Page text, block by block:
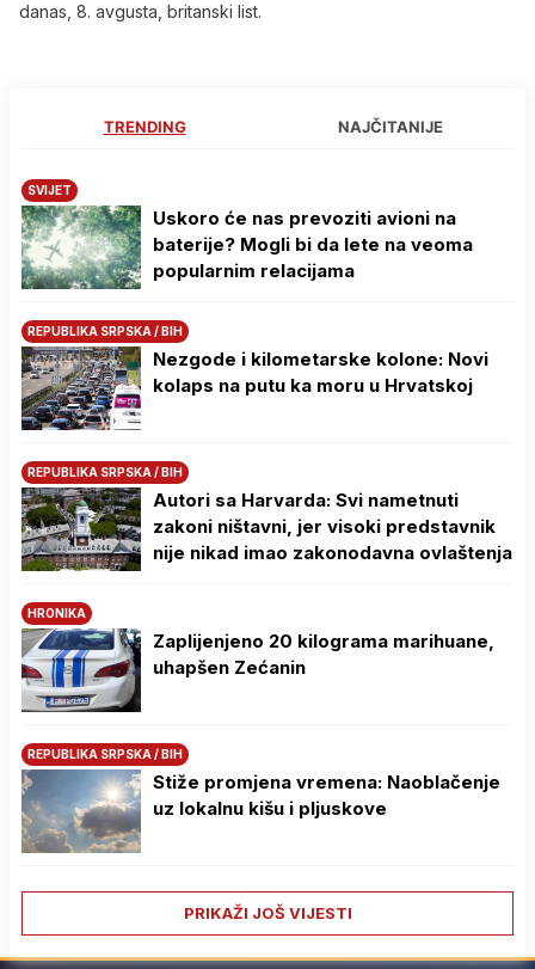
danas, 8. avgusta, britanski list.
TRENDING NAJČITANIJE
SVIJET
Uskoro će nas prevoziti avioni na
baterije? Mogli bi da lete na veoma
popularnim relacijama
REPUBLIKA SRPSKA / BIH
Nezgode i kilometarske kolone: Novi
kolaps na putu ka moru u Hrvatskoj
REPUBLIKA SRPSKA / BIH
Autori sa Harvarda: Svi nametnuti
zakoni ništavni, jer visoki predstavnik
nije nikad imao zakonodavna ovlaštenja
HRONIKA
Zaplijenjeno 20 kilograma marihuane,
uhapšen Zećanin
REPUBLIKA SRPSKA / BIH
Stiže promjena vremena: Naoblačenje
uz lokalnu kišu i pljuskove
PRIKAŽI JOŠ VIJESTI